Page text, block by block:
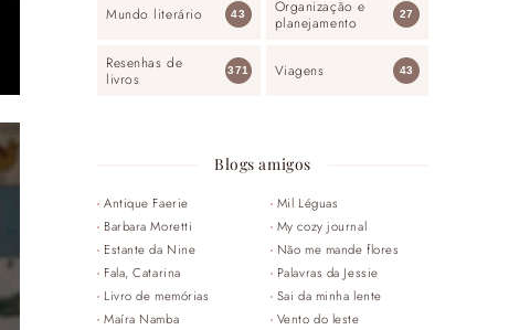
Mundo literário 43
Organização e
planejamento
27
Resenhas de
livros
371 Viagens 43
Blogs amigos
Antique Faerie
Barbara Moretti
Estante da Nine
Fala, Catarina
Livro de memórias
Maíra Namba
Mil Léguas
My cozy journal
Não me mande flores
Palavras da Jessie
Sai da minha lente
Vento do leste